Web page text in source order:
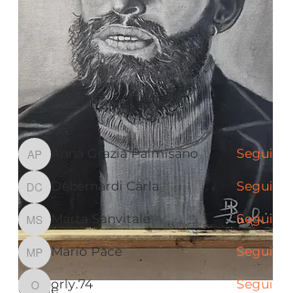
Grazie
Info
Benvenuto/a nel gruppo! Puoi
connetterti ad altri iscritti,...
Continua a Leggere
Membri
Anna Grazia Palmisano
Anna Grazia Palmisano Segui
Debernardi Carla
Debernardi Carla Segui
Marta Sanvitale
Marta Sanvitale Segui
Mario Pace
Mario Pace Segui
orly.74
Segui